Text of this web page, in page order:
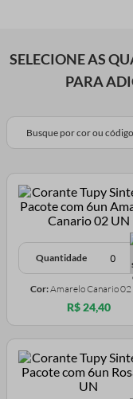
SELECIONE AS
PARA
Busque por cor ou código
Quantidade
Cor:Amarelo Canario 02
R$ 24,40